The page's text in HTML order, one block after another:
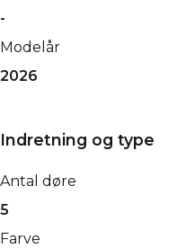
-
Modelår
2026
Indretning og type
Antal døre
5
Farve